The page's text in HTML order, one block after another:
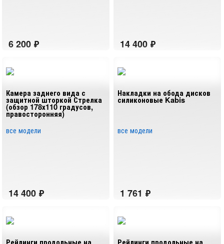
Камера заднего вида с
защитной шторкой Стрелка
(обзор 178х110 градусов,
правосторонняя)
все модели
Накладки на обода дисков
силиконовые Kabis
все модели